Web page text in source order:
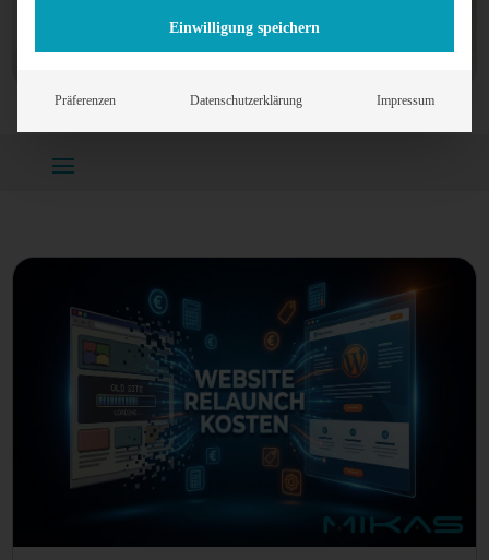
Einwilligung speichern
Präferenzen Datenschutzerklärung Impressum